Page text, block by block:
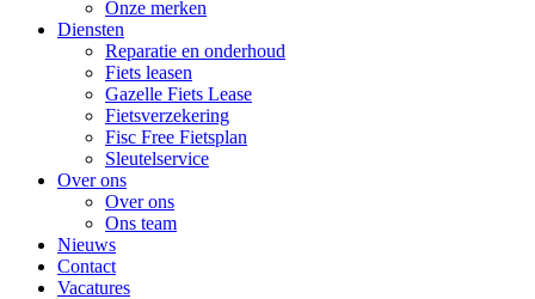
Onze merken
Diensten
Reparatie en onderhoud
Fiets leasen
Gazelle Fiets Lease
Fietsverzekering
Fisc Free Fietsplan
Sleutelservice
Over ons
Over ons
Ons team
Nieuws
Contact
Vacatures